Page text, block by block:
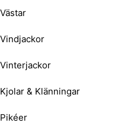
Västar
Vindjackor
Vinterjackor
Kjolar & Klänningar
Pikéer